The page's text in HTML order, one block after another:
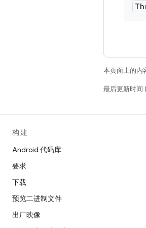
本页面上的内
最后更新时间
构建
Android 代码库
要求
下载
预览二进制文件
出厂映像